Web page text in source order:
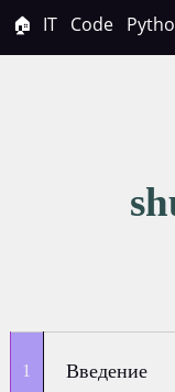
🏠 IT Code
Введение